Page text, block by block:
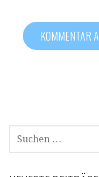
SUCHEN
NACH: